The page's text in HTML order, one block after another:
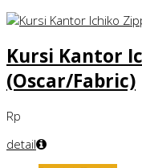
Kursi Kantor
(Oscar/Fabric)
Rp
detail